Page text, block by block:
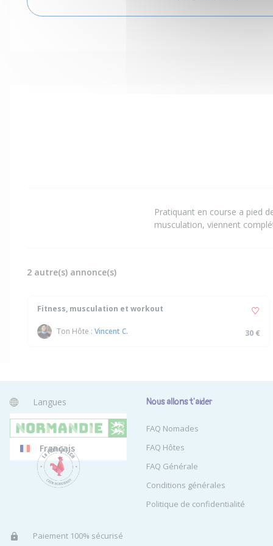
Pratiquant en course a pied
musculation, viennent
2 autre(s) annonce(s)
Fitness, musculation et workout
Ton Hôte : Vincent C. 30 €
Langues
Anglais
Français
Nous allons t'aider
FAQ Nomades
FAQ Hôtes
FAQ Générale
Conditions générales
Politique de confidentialité
Paiement 100% sécurisé